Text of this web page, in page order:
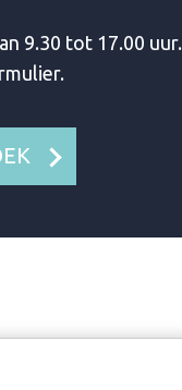
9.30 tot 17.00 uur.